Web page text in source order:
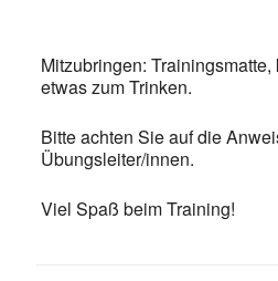
Mitzubringen:
etwas zum Trinken.
Bitte achten Sie auf die
Übungsleiter/innen.
Viel Spaß beim Training!